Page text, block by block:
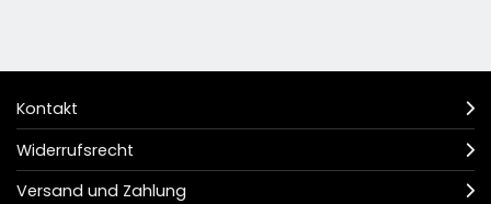
Kontakt
Widerrufsrecht
Versand und Zahlung